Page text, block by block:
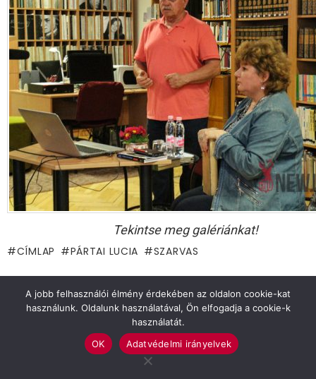
Tekintse meg galériánkat!
CÍMLAP PÁRTAI LUCIA SZARVAS
moreÉrtékes leletek kerültek elő az arborétumi
feltárásnál
Kadet minősítőversenyen jártak birkózóink
A jobb felhasználói élmény érdekében az oldalon cookie-kat
használunk. Oldalunk használatával, Ön elfogadja a cookie-k
használatát.
OK
Adatvédelmi irányelvek